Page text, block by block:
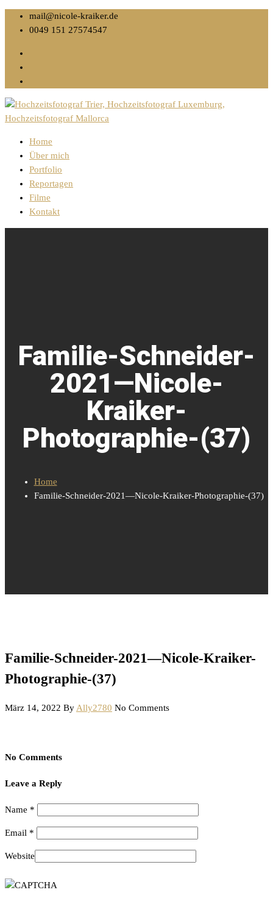
mail@nicole-kraiker.de
0049 151 27574547
Home
Über mich
Portfolio
Reportagen
Filme
Kontakt
Familie-Schneider-
2021—Nicole-
Kraiker-
Photographie-(37)
Home
Familie-Schneider-2021—Nicole-Kraiker-Photographie-(37)
Familie-Schneider-2021—Nicole-Kraiker-
Photographie-(37)
März 14, 2022 By Ally2780 No Comments
No Comments
Leave a Reply
Name *
Email *
Website